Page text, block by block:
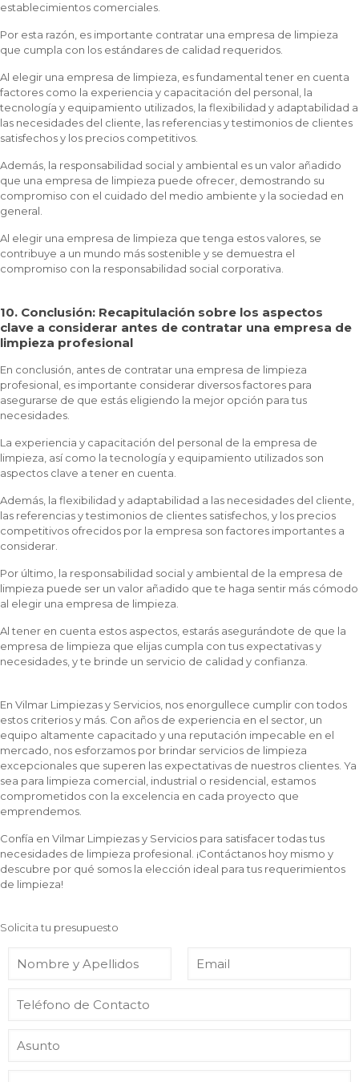
establecimientos comerciales.
Por esta razón, es importante contratar una empresa de limpieza
que cumpla con los estándares de calidad requeridos.
Al elegir una empresa de limpieza, es fundamental tener en cuenta
factores como la experiencia y capacitación del personal, la
tecnología y equipamiento utilizados, la flexibilidad y adaptabilidad a
las necesidades del cliente, las referencias y testimonios de clientes
satisfechos y los precios competitivos.
Además, la responsabilidad social y ambiental es un valor añadido
que una empresa de limpieza puede ofrecer, demostrando su
compromiso con el cuidado del medio ambiente y la sociedad en
general.
Al elegir una empresa de limpieza que tenga estos valores, se
contribuye a un mundo más sostenible y se demuestra el
compromiso con la responsabilidad social corporativa.
10. Conclusión: Recapitulación sobre los aspectos
clave a considerar antes de contratar una empresa de
limpieza profesional
En conclusión, antes de contratar una empresa de limpieza
profesional, es importante considerar diversos factores para
asegurarse de que estás eligiendo la mejor opción para tus
necesidades.
La experiencia y capacitación del personal de la empresa de
limpieza, así como la tecnología y equipamiento utilizados son
aspectos clave a tener en cuenta.
Además, la flexibilidad y adaptabilidad a las necesidades del cliente,
las referencias y testimonios de clientes satisfechos, y los precios
competitivos ofrecidos por la empresa son factores importantes a
considerar.
Por último, la responsabilidad social y ambiental de la empresa de
limpieza puede ser un valor añadido que te haga sentir más cómodo
al elegir una empresa de limpieza.
Al tener en cuenta estos aspectos, estarás asegurándote de que la
empresa de limpieza que elijas cumpla con tus expectativas y
necesidades, y te brinde un servicio de calidad y confianza.
En Vilmar Limpiezas y Servicios, nos enorgullece cumplir con todos
estos criterios y más. Con años de experiencia en el sector, un
equipo altamente capacitado y una reputación impecable en el
mercado, nos esforzamos por brindar servicios de limpieza
excepcionales que superen las expectativas de nuestros clientes. Ya
sea para limpieza comercial, industrial o residencial, estamos
comprometidos con la excelencia en cada proyecto que
emprendemos.
Confía en Vilmar Limpiezas y Servicios para satisfacer todas tus
necesidades de limpieza profesional. ¡Contáctanos hoy mismo y
descubre por qué somos la elección ideal para tus requerimientos
de limpieza!
Solicita tu presupuesto